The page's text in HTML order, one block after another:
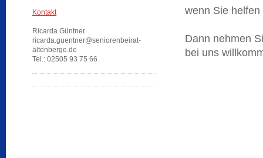
Kontakt
Ricarda Güntner
ricarda.guentner@seniorenbeirat-
altenberge.de
Tel.: 02505 93 75 66
wenn Sie helfen
Dann nehmen
bei uns